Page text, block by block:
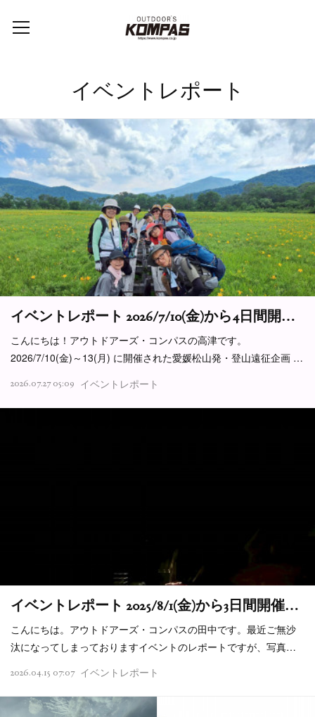
イベントレポート
イベントレポート 2026/7/10(金)から4日間開…
こんにちは！アウトドアーズ・コンパスの高津です。
2026/7/10(金)～13(月) に開催された愛媛松山発・登山遠征企画 …
2026.07.27 05:09 イベントレポート
イベントレポート 2025/8/1(金)から3日間開催…
こんにちは。アウトドアーズ・コンパスの田中です。最近ご無沙
汰になってしまっておりますイベントのレポートですが、写真…
2026.04.15 07:07 イベントレポート